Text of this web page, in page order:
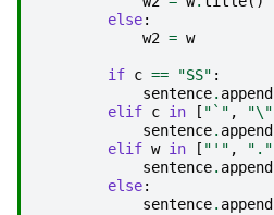
else:
w2 = w
if c == "SS" :
sentence. append
elif c in [ "`" , "\"
sentence. append
elif w in [ "'" , "."
sentence. append
else:
sentence. append